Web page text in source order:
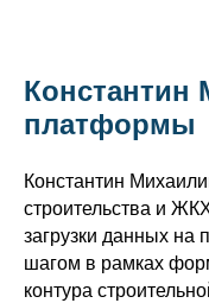
Константин
платформы
Константин
строительства и
загрузки данных
шагом в рамках
контура